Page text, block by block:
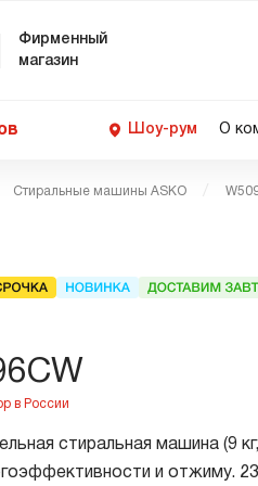
Фирменный
магазин
Шоу-рум О
С
Стиральные машины ASKO
стиральная машина (9
и отжиму.